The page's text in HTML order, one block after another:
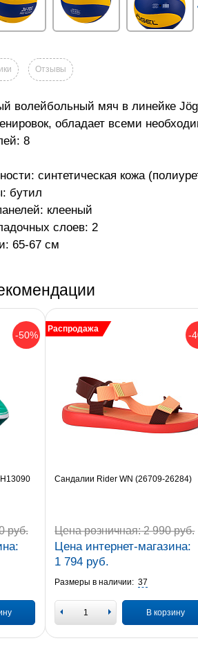
Отзывы
волейбольный мяч в линейке
обладает всеми
8
синтетическая кожа
бутил
клееный
слоев: 2
65-67 см
-50%
руб.
-
Распродажа
Сандалии Rider WN (26709-26284)
Цена розничная:2 990 руб.
Цена интернет-магазина:
1 794 руб.
Размеры в наличии: 37
В корзину